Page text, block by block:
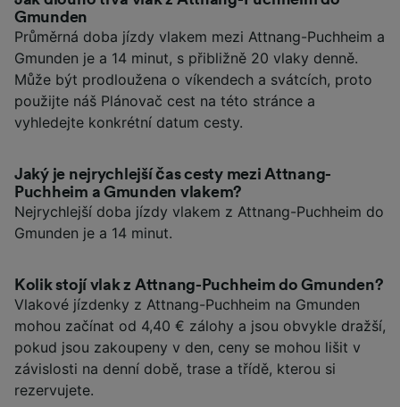
Gmunden
Průměrná doba jízdy vlakem mezi Attnang-Puchheim a
Gmunden je a 14 minut, s přibližně 20 vlaky denně.
Může být prodloužena o víkendech a svátcích, proto
použijte náš Plánovač cest na této stránce a
vyhledejte konkrétní datum cesty.
Jaký je nejrychlejší čas cesty mezi Attnang-
Puchheim a Gmunden vlakem?
Nejrychlejší doba jízdy vlakem z Attnang-Puchheim do
Gmunden je a 14 minut.
Kolik stojí vlak z Attnang-Puchheim do Gmunden?
Vlakové jízdenky z Attnang-Puchheim na Gmunden
mohou začínat od 4,40 € zálohy a jsou obvykle dražší,
pokud jsou zakoupeny v den, ceny se mohou lišit v
závislosti na denní době, trase a třídě, kterou si
rezervujete.